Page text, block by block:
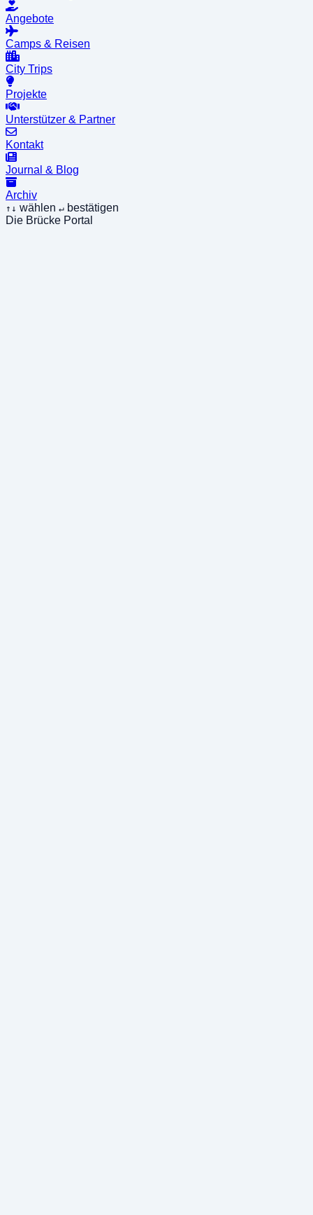
Angebote
Camps & Reisen
City Trips
Projekte
Unterstützer & Partner
Kontakt
Journal & Blog
Archiv
↑↓ wählen ↵ bestätigen
Die Brücke Portal